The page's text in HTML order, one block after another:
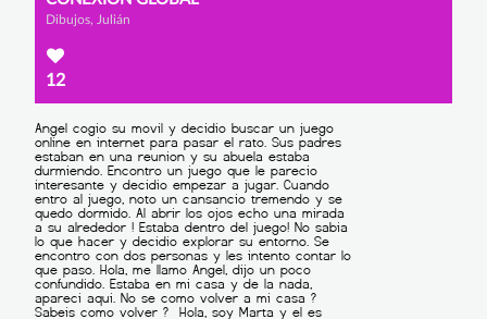
Dibujos, Julián
12